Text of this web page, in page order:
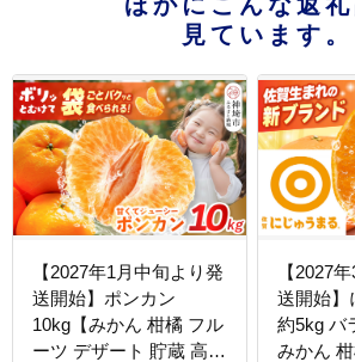
見ています。
【2027年1月中旬より発
送開始】ポンカン
10kg【みかん 柑橘 フル
ーツ デザート 貯蔵 高糖
【2027
送開始】
約5kg バ
みかん